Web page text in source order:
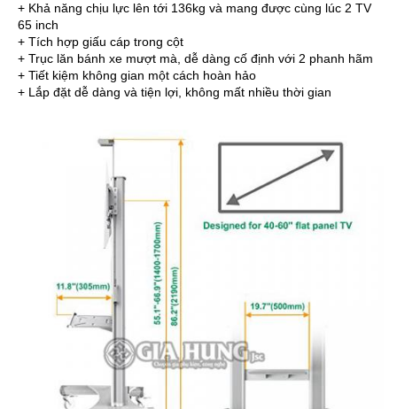
+ Khả năng chịu lực lên tới 136kg và mang được cùng lúc 2 TV
65 inch
+ Tích hợp giấu cáp trong cột
+ Trục lăn bánh xe mượt mà, dễ dàng cố định với 2 phanh hãm
+ Tiết kiệm không gian một cách hoàn hảo
+ Lắp đặt dễ dàng và tiện lợi, không mất nhiều thời gian